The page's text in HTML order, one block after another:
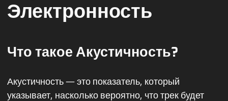
Электронность
Что такое Акустичность?
Акустичность — это показатель, который
указывает, насколько вероятно, что трек будет